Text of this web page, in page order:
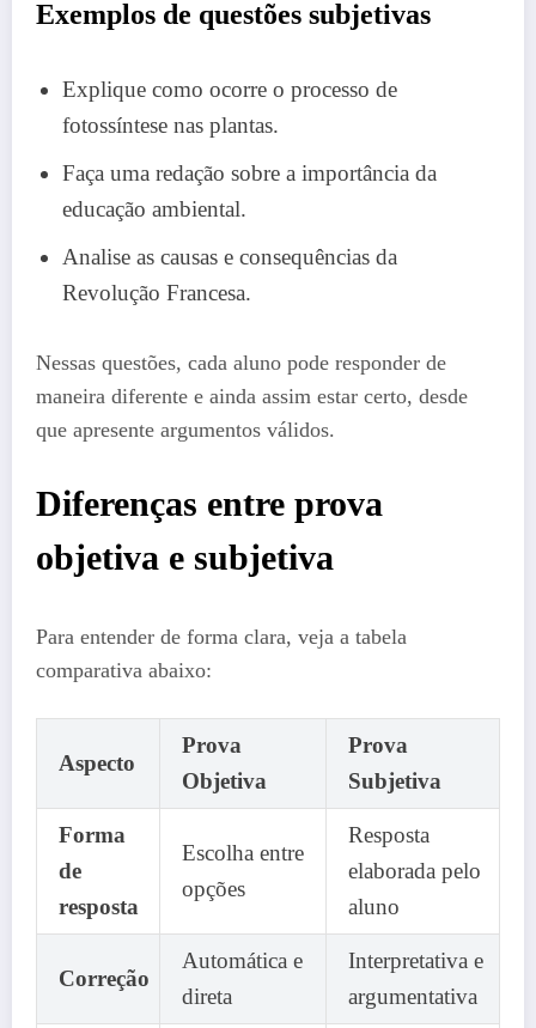
Exemplos de questões subjetivas
Explique como ocorre o processo de
fotossíntese nas plantas.
Faça uma redação sobre a importância da
educação ambiental.
Analise as causas e consequências da
Revolução Francesa.
Nessas questões, cada aluno pode responder de
maneira diferente e ainda assim estar certo, desde
que apresente argumentos válidos.
Diferenças entre prova
objetiva e subjetiva
Para entender de forma clara, veja a tabela
comparativa abaixo:
Aspecto
Prova
Objetiva
Prova
Subjetiva
Forma
de
resposta
Escolha entre
opções
Resposta
elaborada pelo
aluno
Correção
Automática e
direta
Interpretativa e
argumentativa